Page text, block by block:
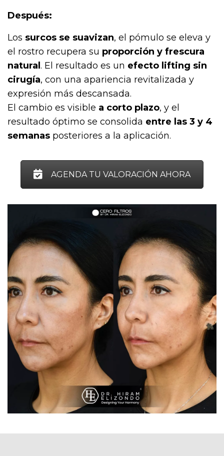
Después:
Los surcos se suavizan, el pómulo se eleva y
el rostro recupera su proporción y frescura
natural. El resultado es un efecto lifting sin
cirugía, con una apariencia revitalizada y
expresión más descansada.
El cambio es visible a corto plazo, y el
resultado óptimo se consolida entre las 3 y 4
semanas posteriores a la aplicación.
AGENDA TU VALORACIÓN AHORA